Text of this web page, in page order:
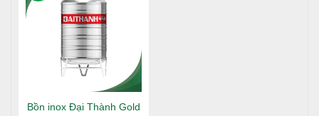
Bồn inox Đại Thành Gold